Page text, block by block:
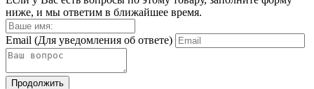
ниже, и мы ответим в ближайшее время.
Email (Для уведомления об ответе)
Продолжить